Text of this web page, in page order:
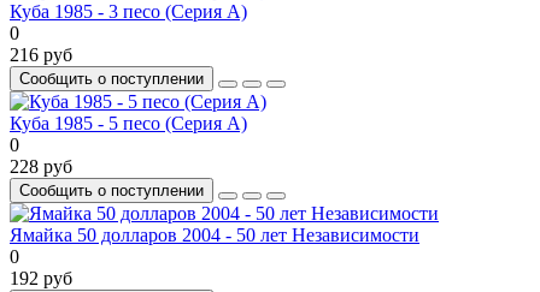
Куба 1985 - 3 песо (Серия A)
0
216 руб
Сообщить о поступлении
Куба 1985 - 5 песо (Серия A)
0
228 руб
Сообщить о поступлении
Ямайка 50 долларов 2004 - 50 лет Независимости
0
192 руб